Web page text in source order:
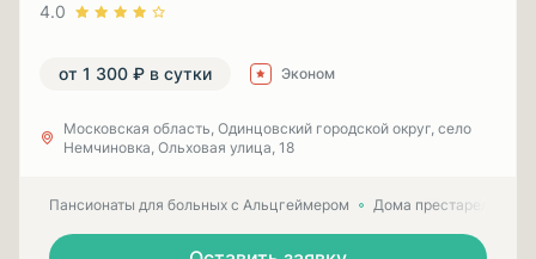
4.0
от 1 300 ₽ в сутки Эконом
Московская область, Одинцовский городской округ, село
Немчиновка, Ольховая улица, 18
Пансионаты для больных с Альцгеймером Дома престарелых